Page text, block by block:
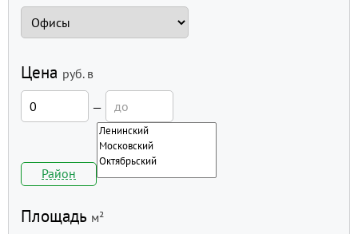
Цена руб. в
—
Район
Площадь м²